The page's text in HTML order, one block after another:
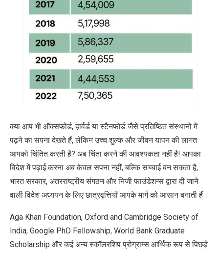
क्या आप भी ऑक्सफोर्ड,हार्वर्ड या स्टैनफोर्ड जैसे प्रतिष्ठित संस्थानों में
पढ़ने का सपना देखते हैं,लेकिन उच्च शुल्क और जीवन यापन की लागत
आपको चिंतित करती है? अब चिंता करने की आवश्यकता नहीं है! आपका
विदेश में पढ़ाई करना अब केवल सपना नहीं,बल्कि सच्चाई बन सकता है,
भारत सरकार, अंतरराष्ट्रीय संगठन और निजी फाउंडेशन्स द्वारा दी जाने
वाली विदेश अध्ययन के लिए छात्रवृत्तियाँ आपके मार्ग को आसान बनाती हैं।
Aga Khan Foundation, Oxford and Cambridge Society of
India, Google PhD Fellowship, World Bank Graduate
Scholarship और कई अन्य स्कॉलरशिप प्रोग्राम्स आर्थिक रूप से पिछड़े